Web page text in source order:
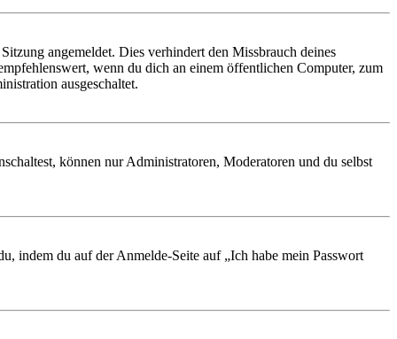
angemeldet. Dies verhindert den Missbrauch deines
wenn du dich an einem öffentlichen Computer, zum
ausgeschaltet.
können nur Administratoren, Moderatoren und du selbst
indem du auf der Anmelde-Seite auf „Ich habe mein Passwort